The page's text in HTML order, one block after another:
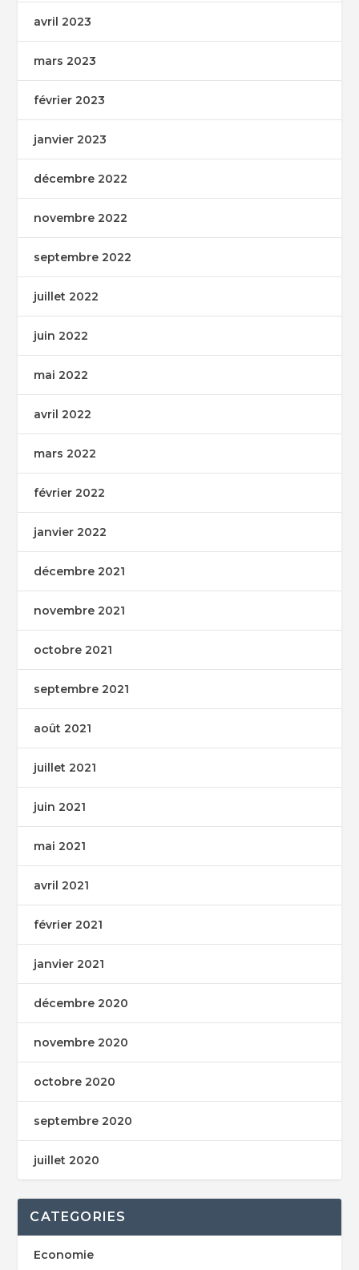
avril 2023
mars 2023
février 2023
janvier 2023
décembre 2022
novembre 2022
septembre 2022
juillet 2022
juin 2022
mai 2022
avril 2022
mars 2022
février 2022
janvier 2022
décembre 2021
novembre 2021
octobre 2021
septembre 2021
août 2021
juillet 2021
juin 2021
mai 2021
avril 2021
février 2021
janvier 2021
décembre 2020
novembre 2020
octobre 2020
septembre 2020
juillet 2020
CATEGORIES
Economie